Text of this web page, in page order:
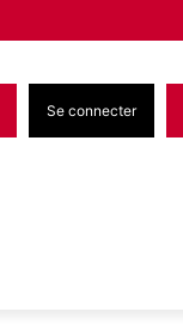
Se connecter